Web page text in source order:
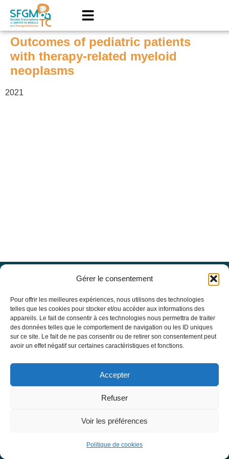
Gérer le consentement
Pour offrir les meilleures expériences, nous utilisons des technologies
telles que les cookies pour stocker et/ou accéder aux informations des
appareils. Le fait de consentir à ces technologies nous permettra de traiter
des données telles que le comportement de navigation ou les ID uniques
sur ce site. Le fait de ne pas consentir ou de retirer son consentement peut
avoir un effet négatif sur certaines caractéristiques et fonctions.
Accepter
Refuser
Voir les préférences
Politique de cookies
Outcomes of pediatric patients
with therapy-related myeloid
neoplasms
2021
Actualités
Agenda
Missions du site
Mentions légales
Conditions générales d’utilisation
Base de données EBMT Registry